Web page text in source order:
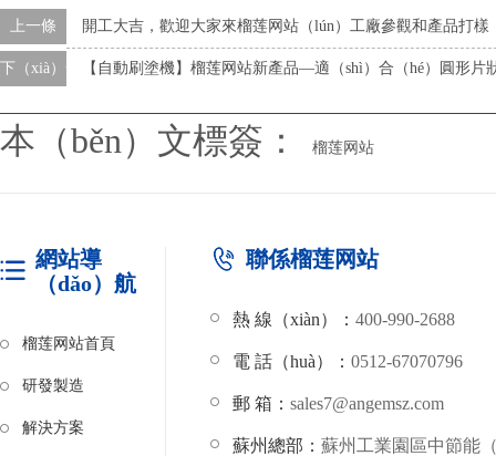
上一條 開工大吉，歡迎大家來榴莲网站（lún）工廠參觀和產品打樣
下（xià）一條【自動刷塗機】榴莲网站新產品—適（shì）合（hé）圓形片
本（běn）文標簽： 榴莲网站
網站導
（dǎo）航
榴莲网站首頁
研發製造
解決方案
聯係榴莲网站
熱 線（xiàn）： 400-990-2688
電 話（huà）： 0512-67070796
郵 箱： sales7@angemsz.com
蘇州總部： 蘇州工業園區中節能